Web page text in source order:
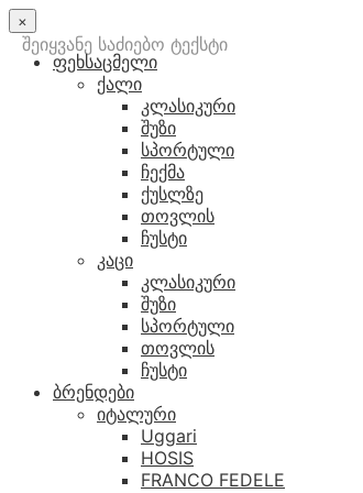
×
ფეხსაცმელი
ქალი
კლასიკური
შუზი
სპორტული
ჩექმა
ქუსლზე
თოვლის
ჩუსტი
კაცი
კლასიკური
შუზი
სპორტული
თოვლის
ჩუსტი
ბრენდები
იტალური
Uggari
HOSIS
FRANCO FEDELE
შეიყვანე საძიებო ტექსტი